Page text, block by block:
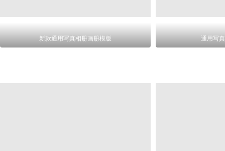
新款通用写真相册画册模版 通用写